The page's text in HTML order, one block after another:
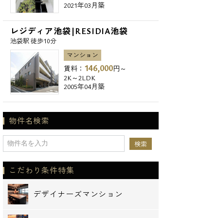
2021年03月築
レジディア池袋|RESIDIA池袋
池袋駅 徒歩10分
マンション
賃料： 146,000円～
2K～2LDK
2005年04月築
物件名検索
こだわり条件特集
デザイナーズマンション